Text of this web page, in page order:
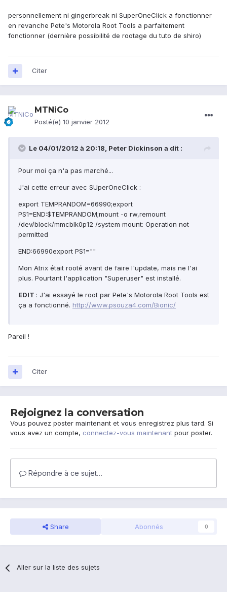
personnellement ni gingerbreak ni SuperOneClick a fonctionner
en revanche Pete's Motorola Root Tools a parfaitement
fonctionner (dernière possibilité de rootage du tuto de shiro)
Citer
MTNiCo
Posté(e) 10 janvier 2012
Le 04/01/2012 à 20:18, Peter Dickinson a dit :
Pour moi ça n'a pas marché...
J'ai cette erreur avec SUperOneClick :
export TEMPRANDOM=66990;export
PS1=END:$TEMPRANDOM;mount -o rw,remount
/dev/block/mmcblk0p12 /system mount: Operation not
permitted
END:66990export PS1=""
Mon Atrix était rooté avant de faire l'update, mais ne l'ai
plus. Pourtant l'application "Superuser" est installé.
EDIT : J'ai essayé le root par Pete's Motorola Root Tools est
ça a fonctionné. http://www.psouza4.com/Bionic/
Pareil !
Citer
Rejoignez la conversation
Vous pouvez poster maintenant et vous enregistrez plus tard. Si
vous avez un compte, connectez-vous maintenant pour poster.
Répondre à ce sujet…
Share Abonnés 0
Aller sur la liste des sujets